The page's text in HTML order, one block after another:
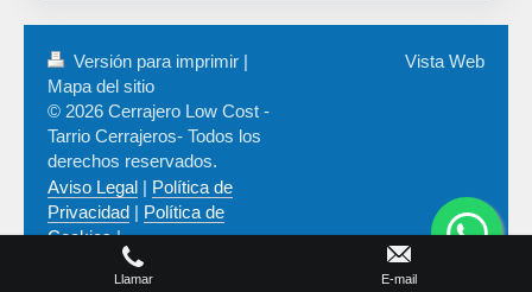
Versión para imprimir |
Mapa del sitio
© 2026 Cerrajero Low Cost -
Tarrio Cerrajeros- Todos los
derechos reservados.
Aviso Legal | Política de
Privacidad | Política de
Cookies|
sitemap.xml
Vista Web
Llamar E-mail